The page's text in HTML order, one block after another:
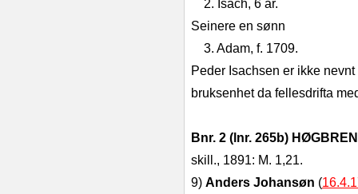
2. Isach, 6 år.
Seinere en sønn
3. Adam, f. 1709.
Peder Isachsen er ikke
bruksenhet da fellesdrifta
Bnr. 2 (lnr. 265b)
skill., 1891: M. 1,21.
9) Anders Johansøn (